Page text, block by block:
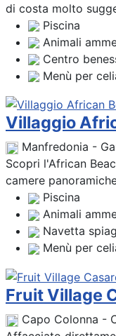
di costa molto
Piscina
Animali
Centro
Menù per
Villaggio
Manfredonia -
Scopri l'African
camere
Piscina
Animali
Navetta
Menù per
Fruit Village
Capo Colonna -